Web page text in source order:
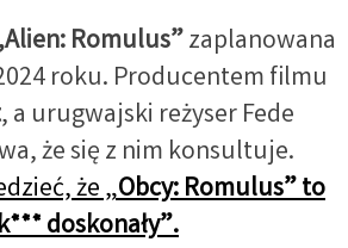
Romulus”zaplanowana
roku. Producentem filmu
, a urugwajski reżyser Fede
że się z nim konsultuje.
że „Obcy: Romulus” to
doskonały”.